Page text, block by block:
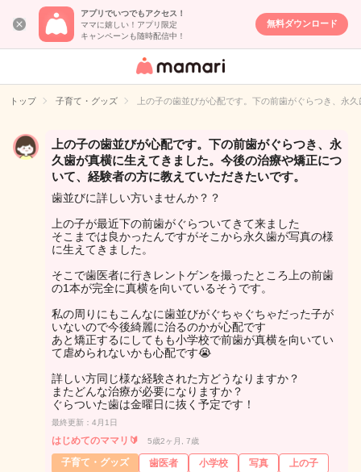
アプリでいつでもアクセス！
ママに嬉しい！アプリ限定
キャンペーンも随時配信中！
無料ダウンロード
女性専用匿名QA
イト
トップ 子育て・グッズ 上の子の歯並びが心配です。下の前歯がぐらつき、永
上の子の歯並びが心配です。下の前歯がぐらつき、永
久歯が真横に生えてきました。今後の治療や矯正につ
いて、経験者の方に教えていただきたいです。
歯並びに詳しい方いませんか？？
上の子が最近下の前歯がぐらついてきて来ました
そこまでは良かったんですがそこから永久歯が写真の様
に生えてきました。
そこで歯医者に行きレントゲンを撮ったところ上の前歯
の1本が完全に真横を向いているそうです。
私の周りにもこんなに歯並びがぐちゃぐちゃだった子が
いないので今後綺麗に治るのかが心配です
あと矯正するにしてもも小学校で前歯が真横を向いてい
て虐められないかも心配です😭
詳しい方同じ様な経験された方どうなりますか？
またどんな治療が必要になりますか？
ぐらついた歯は金曜日に抜く予定です！
最終更新：4月1日
はじめてのママリ🔰 5歳2ヶ月, 7歳
子育て・グッズ 歯医者 小学校 写真
上の子